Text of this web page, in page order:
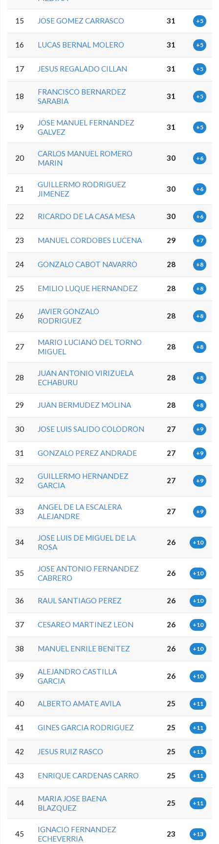
15 JOSE GOMEZ CARRASCO 31 +5
16 LUCAS BERNAL MOLERO 31 +5
17 JESUS REGALADO CILLAN 31 +5
18
FRANCISCO BERNARDEZ
SARABIA
31 +5
19
JOSE MANUEL FERNANDEZ
GALVEZ
31 +5
20
CARLOS MANUEL ROMERO
MARIN
30 +6
21
GUILLERMO RODRIGUEZ
JIMENEZ
30 +6
22 RICARDO DE LA CASA MESA 30 +6
23 MANUEL CORDOBES LUCENA 29 +7
24 GONZALO CABOT NAVARRO 28 +8
25 EMILIO LUQUE HERNANDEZ 28 +8
26
JAVIER GONZALO
RODRIGUEZ
28 +8
27
MARIO LUCIANO DEL TORNO
MIGUEL
28 +8
28
JUAN ANTONIO VIRIZUELA
ECHABURU
28 +8
29 JUAN BERMUDEZ MOLINA 28 +8
30 JOSE LUIS SALIDO COLODRON 27 +9
31 GONZALO PEREZ ANDRADE 27 +9
32
GUILLERMO HERNANDEZ
GARCIA
27 +9
33
ANGEL DE LA ESCALERA
ALEJANDRE
27 +9
34
JOSE LUIS DE MIGUEL DE LA
ROSA
26 +10
35
JOSE ANTONIO FERNANDEZ
CABRERO
26 +10
36 RAUL SANTIAGO PEREZ 26 +10
37 CESAREO MARTINEZ LEON 26 +10
38 MANUEL ENRILE BENITEZ 26 +10
39
ALEJANDRO CASTILLA
GARCIA
26 +10
40 ALBERTO AMATE AVILA 25 +11
41 GINES GARCIA RODRIGUEZ 25 +11
42 JESUS RUIZ RASCO 25 +11
43 ENRIQUE CARDENAS CARRO 25 +11
44
MARIA JOSE BAENA
BLAZQUEZ
25 +11
45
IGNACIO FERNANDEZ
ECHEVERRIA
23 +13